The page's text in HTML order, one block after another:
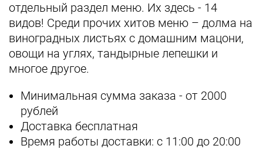
отдельный раздел меню. Их здесь - 14
видов! Среди прочих хитов меню – долма на
виноградных листьях с домашним мацони,
овощи на углях, тандырные лепешки и
многое другое.
Минимальная сумма заказа - от 2000
рублей
Доставка бесплатная
Время работы доставки: с 11:00 до 20:00